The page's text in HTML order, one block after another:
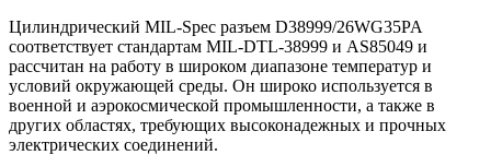
Цилиндрический MIL-Spec разъем D38999/26WG35PA
соответствует стандартам MIL-DTL-38999 и AS85049 и
рассчитан на работу в широком диапазоне температур и
условий окружающей среды. Он широко используется в
военной и аэрокосмической промышленности, а также в
других областях, требующих высоконадежных и прочных
электрических соединений.